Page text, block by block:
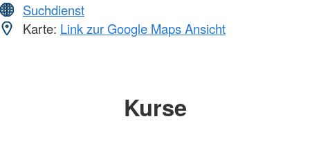
Suchdienst
Karte: Link zur Google Maps Ansicht
Kurse